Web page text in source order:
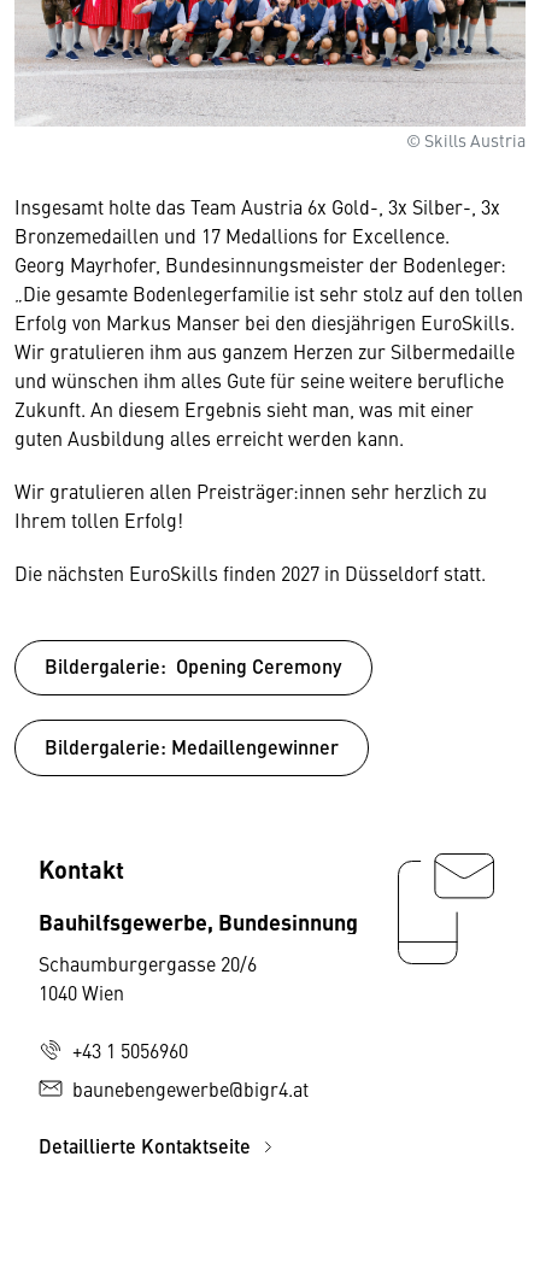
© Skills Austria
Insgesamt holte das Team Austria 6x Gold-, 3x Silber-, 3x
Bronzemedaillen und 17 Medallions for Excellence.
Georg Mayrhofer, Bundesinnungsmeister der Bodenleger:
„Die gesamte Bodenlegerfamilie ist sehr stolz auf den tollen
Erfolg von Markus Manser bei den diesjährigen EuroSkills.
Wir gratulieren ihm aus ganzem Herzen zur Silbermedaille
und wünschen ihm alles Gute für seine weitere berufliche
Zukunft. An diesem Ergebnis sieht man, was mit einer
guten Ausbildung alles erreicht werden kann.
Wir gratulieren allen Preisträger:innen sehr herzlich zu
Ihrem tollen Erfolg!
Die nächsten EuroSkills finden 2027 in Düsseldorf statt.
Bildergalerie: Opening Ceremony
Bildergalerie: Medaillengewinner
Kontakt
Bauhilfsgewerbe, Bundesinnung
Schaumburgergasse 20/6
1040 Wien
+43 1 5056960
baunebengewerbe@bigr4.at
Detaillierte Kontaktseite